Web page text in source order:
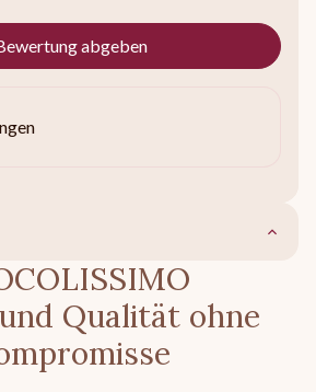
abgeben
Qualität ohne